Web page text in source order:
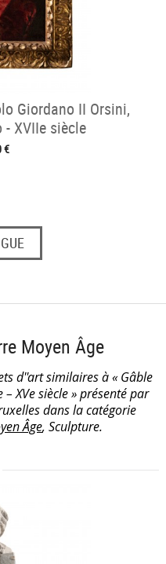
Giordano II Orsini,
XVIIe siècle
€
Moyen Âge
d''art similaires à « Gâble
XVe siècle » présenté par
dans la catégorie
Âge, Sculpture.